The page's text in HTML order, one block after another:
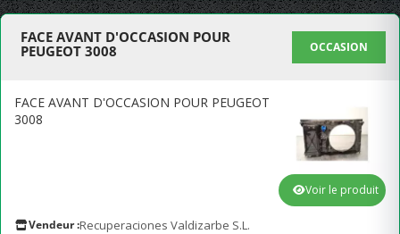
FACE AVANT D'OCCASION POUR
PEUGEOT 3008
OCCASION
FACE AVANT D'OCCASION POUR PEUGEOT
3008
Vendeur :Recuperaciones Valdizarbe S.L.
Voir le produit